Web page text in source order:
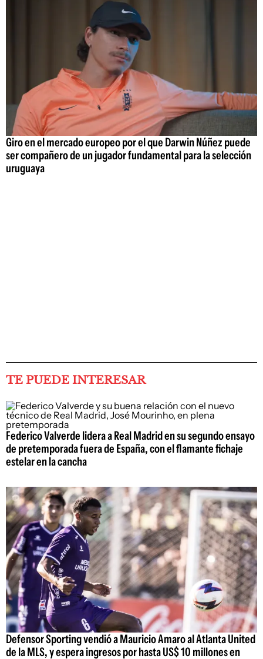
Giro en el mercado europeo por el que Darwin Núñez puede
ser compañero de un jugador fundamental para la selección
uruguaya
TE PUEDE INTERESAR
Federico Valverde lidera a Real Madrid en su segundo ensayo
de pretemporada fuera de España, con el flamante fichaje
estelar en la cancha
Defensor Sporting vendió a Mauricio Amaro al Atlanta United
de la MLS, y espera ingresos por hasta US$ 10 millones en